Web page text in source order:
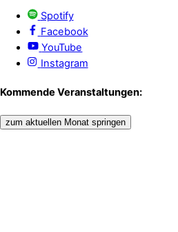
Spotify
Facebook
YouTube
Instagram
Kommende Veranstaltungen:
zum aktuellen Monat springen